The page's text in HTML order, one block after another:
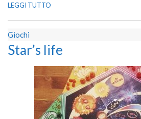
LEGGI TUTTO
Giochi
Star’s life